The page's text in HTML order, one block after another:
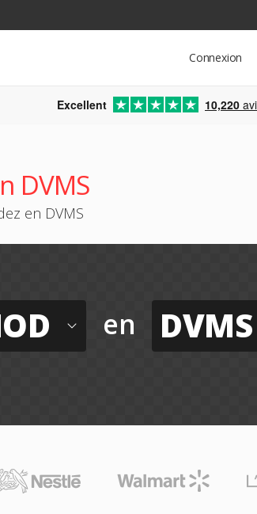
Connexion
Excellent 10,220
DVMS
en DVMS
en DVMS